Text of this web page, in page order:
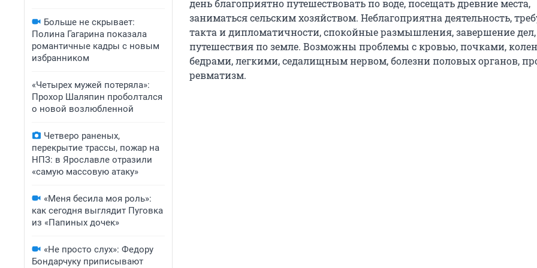
Больше не скрывает:
Полина Гагарина показала
романтичные кадры с новым
избранником
«Четырех мужей потеряла»:
Прохор Шаляпин проболтался
о новой возлюбленной
Четверо раненых,
перекрытие трассы, пожар на
НПЗ: в Ярославле отразили
«самую массовую атаку»
«Меня бесила моя роль»:
как сегодня выглядит Пуговка
из «Папиных дочек»
«Не просто слух»: Федору
Бондарчуку приписывают
день благоприятно путешествовать по воде, посещать древние места,
заниматься сельским хозяйством. Неблагоприятна деятельность,
такта и дипломатичности, спокойные размышления, завершение дел,
путешествия по земле. Возможны проблемы с кровью, почками,
бедрами, легкими, седалищным нервом, болезни половых органов,
ревматизм.